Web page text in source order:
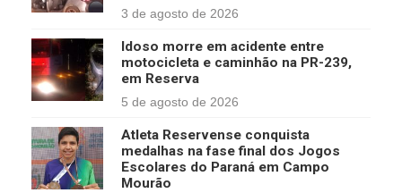
3 de agosto de 2026
Idoso morre em acidente entre
motocicleta e caminhão na PR-239,
em Reserva
5 de agosto de 2026
Atleta Reservense conquista
medalhas na fase final dos Jogos
Escolares do Paraná em Campo
Mourão